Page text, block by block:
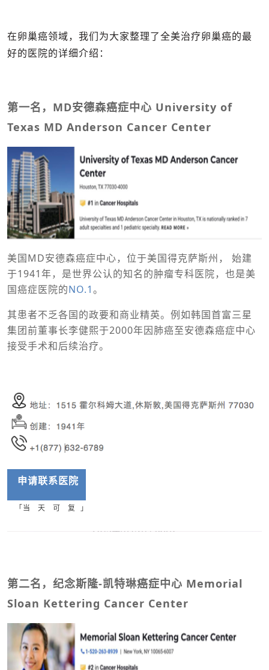
在卵巢癌领域，我们为大家整理了全美治疗卵巢癌的最
好的医院的详细介绍：
第一名，MD安德森癌症中心 University of
Texas MD Anderson Cancer Center
美国MD安德森癌症中心，位于美国得克萨斯州， 始建
于1941年，是世界公认的知名的肿瘤专科医院，也是美
国癌症医院的NO.1。
其患者不乏各国的政要和商业精英。例如韩国首富三星
集团前董事长李健熙于2000年因肺癌至安德森癌症中心
接受手术和后续治疗。
申请联系 医院
「当 天 可 复 」
第二名，纪念斯隆-凯特琳癌症中心 Memorial
Sloan Kettering Cancer Center